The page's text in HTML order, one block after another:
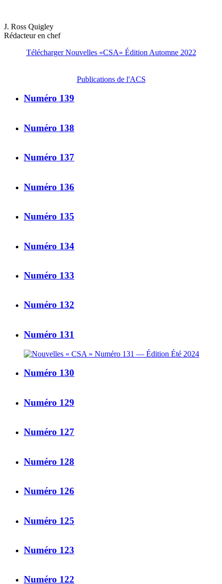
J. Ross Quigley
Rédacteur en chef
Télécharger Nouvelles «CSA» Édition Automne 2022
Publications de l'ACS
Numéro 139
Numéro 138
Numéro 137
Numéro 136
Numéro 135
Numéro 134
Numéro 133
Numéro 132
Numéro 131
Numéro 130
Numéro 129
Numéro 127
Numéro 128
Numéro 126
Numéro 125
Numéro 123
Numéro 122